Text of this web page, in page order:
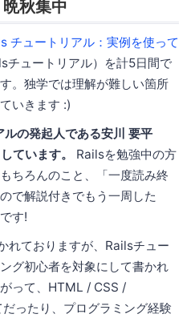
秋集中
チュートリアル：実例を使って
チュートリアル）を計5日間で
。独学では理解が難しい箇所
いきます :)
の発起人である安川 要平
ています。
Railsを勉強中の方
ちろんのこと、「一度読み終
で解説付きでもう一周した
す!
れておりますが、Railsチュー
グ初心者を対象にして書かれ
って、HTML / CSS /
ったり、プログラミング経験